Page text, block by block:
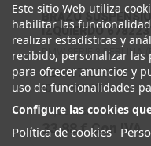
BRAZO
IZQUIERDO
BMW SERIE 3 BERLINA
OEM:678223702
ID:1055940
28,00 € Sin IVA
33,88 € Con IVA
Este sitio Web utiliza
habilitar las
realizar estadísticas y
recibido, personalizar las
para ofrecer anuncios y
uso de funcionalidades
Configure las cookies
Política de cookies